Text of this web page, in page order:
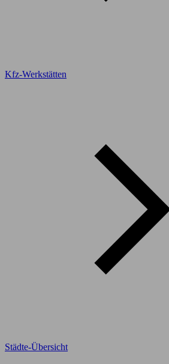
Kfz-Werkstätten
Städte-Übersicht